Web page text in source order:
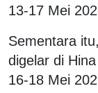
13-17 Mei
Sementara
digelar di
16-18 Mei